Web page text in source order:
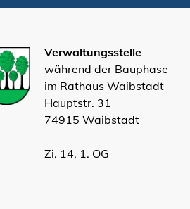
Verwaltungsstelle
während der Bauphase
im Rathaus Waibstadt
Hauptstr. 31
74915 Waibstadt
Zi. 14, 1. OG